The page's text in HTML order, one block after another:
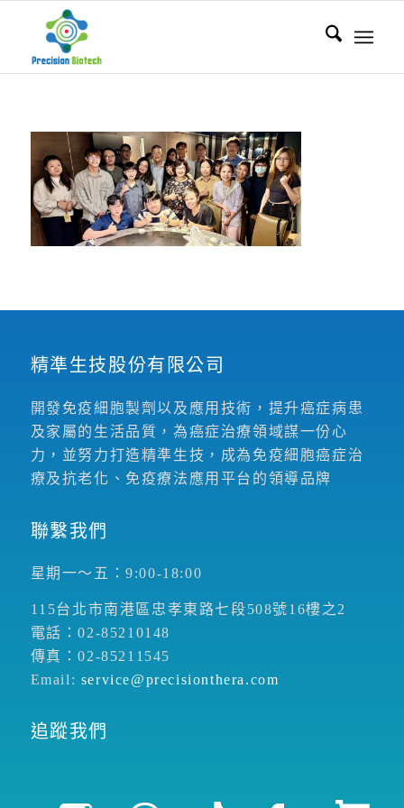
精準生技股份有限公司
開發免疫細胞製劑以及應用技術，提升癌症病患
及家屬的生活品質，為癌症治療領域謀一份心
力，並努力打造精準生技，成為免疫細胞癌症治
療及抗老化、免疫療法應用平台的領導品牌
聯繫我們
星期一～五：9:00-18:00
115台北市南港區忠孝東路七段508號16樓之2
電話：02-85210148
傳真：02-85211545
Email: service@precisionthera.com
追蹤我們